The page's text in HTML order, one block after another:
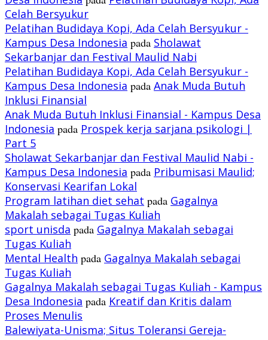
Celah Bersyukur
Pelatihan Budidaya Kopi, Ada Celah Bersyukur -
Kampus Desa Indonesia pada Sholawat
Sekarbanjar dan Festival Maulid Nabi
Pelatihan Budidaya Kopi, Ada Celah Bersyukur -
Kampus Desa Indonesia pada Anak Muda Butuh
Inklusi Finansial
Anak Muda Butuh Inklusi Finansial - Kampus Desa
Indonesia pada Prospek kerja sarjana psikologi |
Part 5
Sholawat Sekarbanjar dan Festival Maulid Nabi -
Kampus Desa Indonesia pada Pribumisasi Maulid;
Konservasi Kearifan Lokal
Program latihan diet sehat pada Gagalnya
Makalah sebagai Tugas Kuliah
sport unisda pada Gagalnya Makalah sebagai
Tugas Kuliah
Mental Health pada Gagalnya Makalah sebagai
Tugas Kuliah
Gagalnya Makalah sebagai Tugas Kuliah - Kampus
Desa Indonesia pada Kreatif dan Kritis dalam
Proses Menulis
Balewiyata-Unisma; Situs Toleransi Gereja-